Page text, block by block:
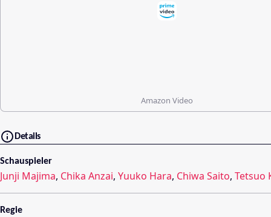
Amazon Video
Details
Schauspieler
Junji Majima, Chika Anzai, Yuuko Hara, Chiwa Saito, Tetsuo
Regie